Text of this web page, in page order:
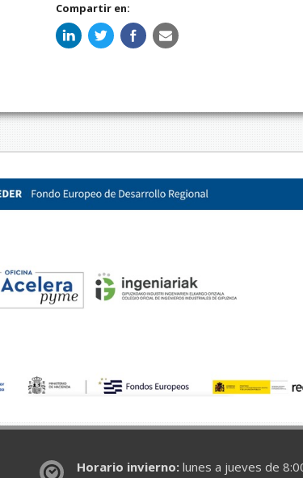
Compartir en:
Horario invierno:lunes a jueves de